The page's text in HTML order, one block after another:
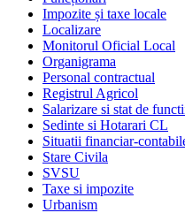
Impozite și taxe locale
Localizare
Monitorul Oficial Local
Organigrama
Personal contractual
Registrul Agricol
Salarizare si stat de
Sedinte si Hotarari CL
Situatii financiar-
Stare Civila
SVSU
Taxe si impozite
Urbanism